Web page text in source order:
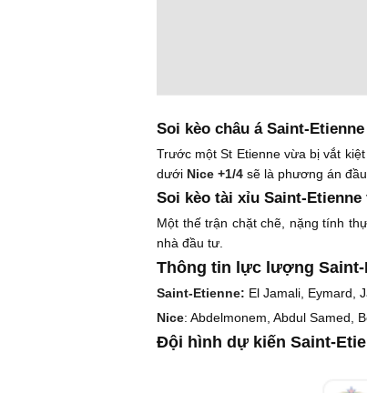
Soi kèo châu á Saint-
Trước một St Etienne vừa bị vắt
dưới Nice +1/4 sẽ là phương án
Soi kèo tài xỉu Saint-Etienne
Một thế trận chặt chẽ, nặng tính
nhà đầu tư.
Thông tin lực lượng Saint-
Saint-Etienne: El Jamali, Eymard,
Nice: Abdelmonem, Abdul Samed,
Đội hình dự kiến Saint-